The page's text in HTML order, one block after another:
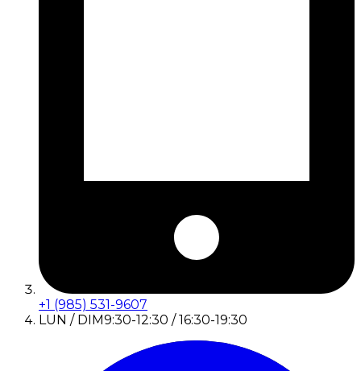
+1 (985) 531-9607
LUN / DIM9:30-12:30 / 16:30-19:30